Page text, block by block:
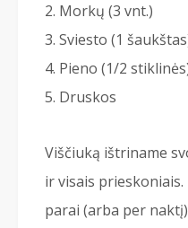
Morkų (3 vnt.)
Sviesto (1
Pieno (1/2
Druskos
Viščiuką ištriname
ir visais
parai (arba per